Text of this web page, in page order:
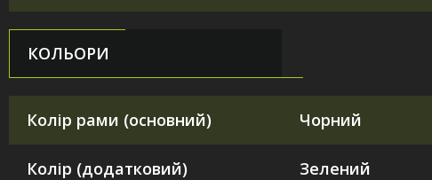
КОЛЬОРИ
Колір рами (основний) Чорний
Колір (додатковий) Зелений